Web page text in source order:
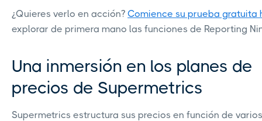
¿Quieres verlo en acción? Comience su prueba gratuita
explorar de primera mano las funciones de Reporting
Una inmersión en los planes de
precios de Supermetrics
Supermetrics estructura sus precios en función de varios